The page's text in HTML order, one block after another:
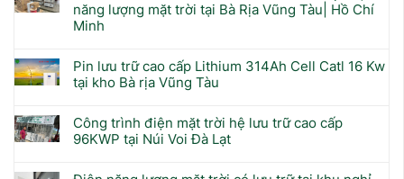
năng lượng mặt trời tại Bà Rịa Vũng Tàu| Hồ Chí
Minh
Pin lưu trữ cao cấp Lithium 314Ah Cell Catl 16 Kw
tại kho Bà rịa Vũng Tàu
Công trình điện mặt trời hệ lưu trữ cao cấp
96KWP tại Núi Voi Đà Lạt